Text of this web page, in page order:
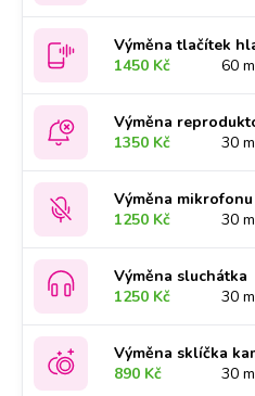
Výměna tlačítek
1450 Kč
60
Výměna
1350 Kč
30
Výměna mikrofonu
1250 Kč
30
Výměna sluchátka
1250 Kč
30
Výměna sklíčka
890 Kč
30